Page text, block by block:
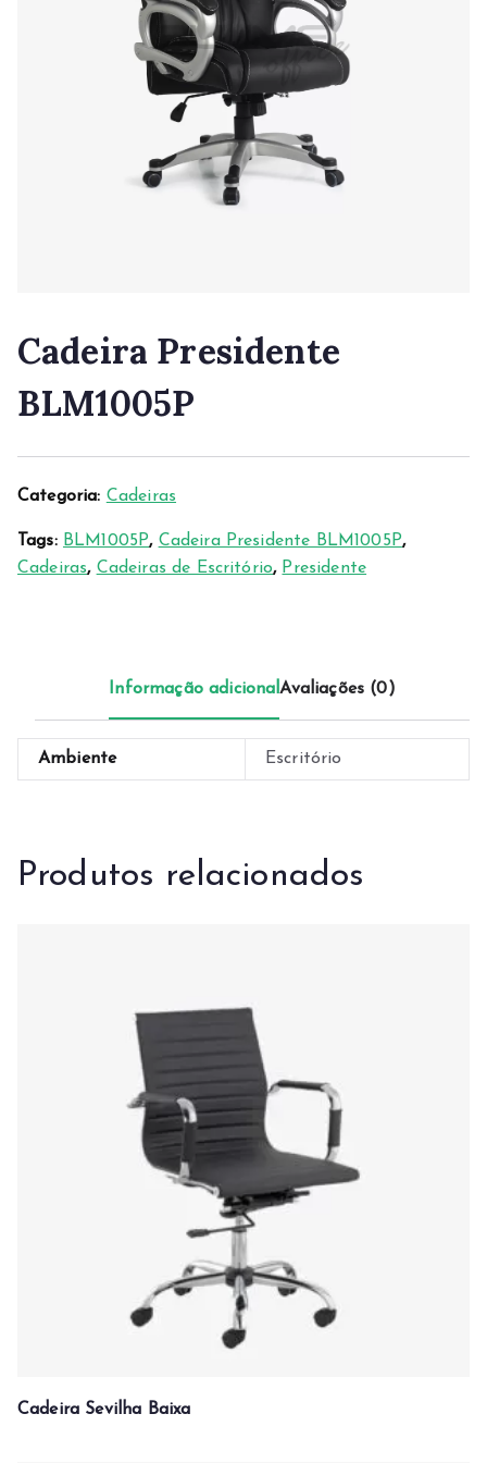
Cadeira Presidente
BLM1005P
Categoria: Cadeiras
Tags: BLM1005P, Cadeira Presidente BLM1005P,
Cadeiras, Cadeiras de Escritório, Presidente
Informação adicionalAvaliações (0)
Ambiente Escritório
Produtos relacionados
Cadeira Sevilha Baixa